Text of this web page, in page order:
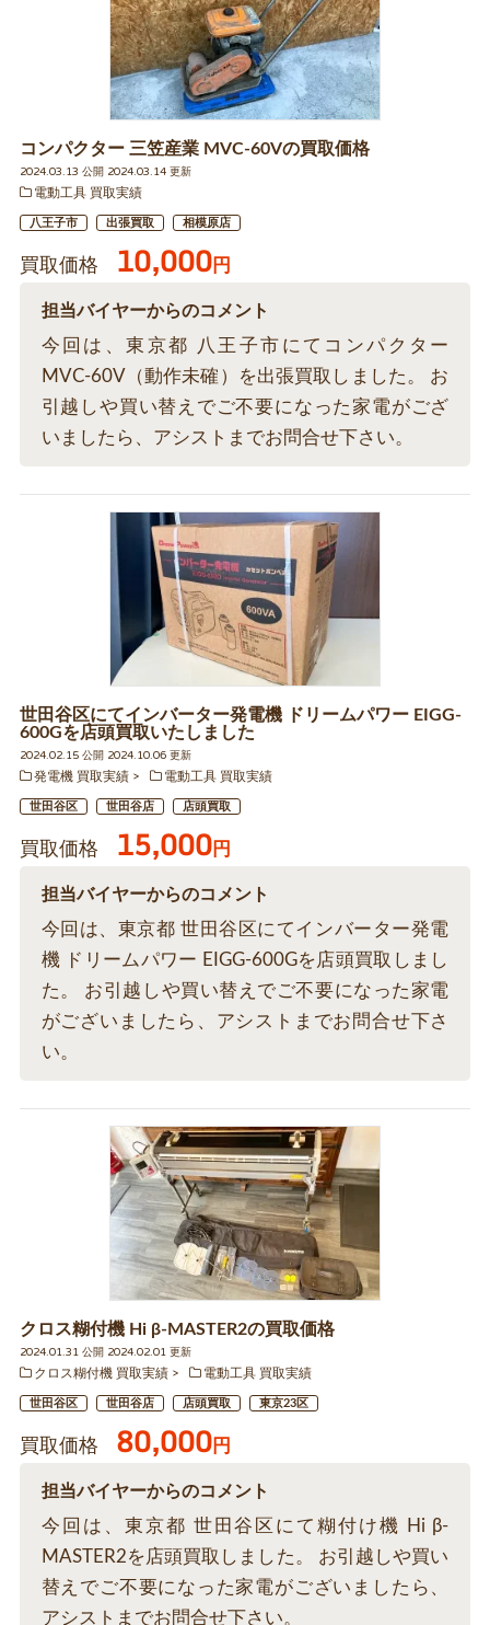
コンパクター 三笠産業 MVC-60Vの買取価格
2024.03.13 公開 2024.03.14 更新
電動工具 買取実績
八王子市 出張買取 相模原店
買取価格 10,000円
担当バイヤーからのコメント
今回は、東京都 八王子市にてコンパクター
MVC-60V（動作未確）を出張買取しました。 お
引越しや買い替えでご不要になった家電がござ
いましたら、アシストまでお問合せ下さい。
世田谷区にてインバーター発電機 ドリームパワー EIGG-
600Gを店頭買取いたしました
2024.02.15 公開 2024.10.06 更新
発電機 買取実績
電動工具 買取実績
世田谷区 世田谷店 店頭買取
買取価格 15,000円
担当バイヤーからのコメント
今回は、東京都 世田谷区にてインバーター発電
機 ドリームパワー EIGG-600Gを店頭買取しまし
た。 お引越しや買い替えでご不要になった家電
がございましたら、アシストまでお問合せ下さ
い。
クロス糊付機 Hi β-MASTER2の買取価格
2024.01.31 公開 2024.02.01 更新
クロス糊付機 買取実績
電動工具 買取実績
世田谷区 世田谷店 店頭買取 東京23区
買取価格 80,000円
担当バイヤーからのコメント
今回は、東京都 世田谷区にて糊付け機 Hi β-
MASTER2を店頭買取しました。 お引越しや買い
替えでご不要になった家電がございましたら、
アシストまでお問合せ下さい。